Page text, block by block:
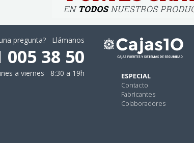
pregunta? Llámanos
005 38 50
a viernes 8:30 a 19h
ESPECIAL
Contacto
Fabricantes
Colaboradores